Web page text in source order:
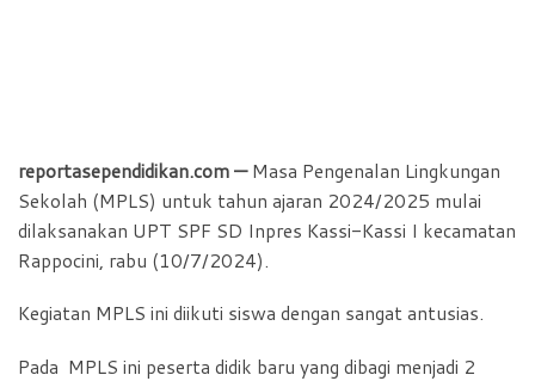
reportasependidikan.com —Masa Pengenalan Lingkungan
Sekolah (MPLS) untuk tahun ajaran 2024/2025 mulai
dilaksanakan UPT SPF SD Inpres Kassi-Kassi I kecamatan
Rappocini, rabu (10/7/2024).
Kegiatan MPLS ini diikuti siswa dengan sangat antusias.
Pada MPLS ini peserta didik baru yang dibagi menjadi 2